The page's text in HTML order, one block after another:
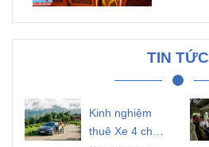
TIN TỨC
Kinh nghiệm
thuê Xe 4 chỗ